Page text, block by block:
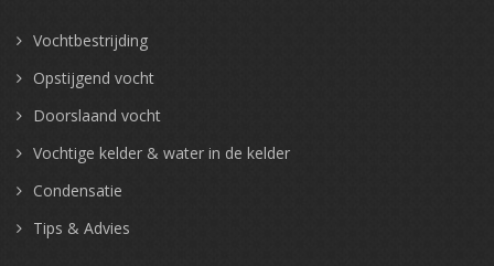
Vochtbestrijding
Opstijgend vocht
Doorslaand vocht
Vochtige kelder & water in de kelder
Condensatie
Tips & Advies